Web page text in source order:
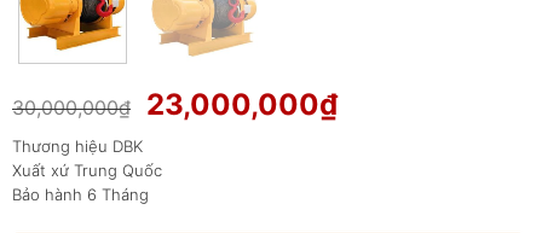
30,000,000₫
Giá
gốc
là:
30,000,000₫.
23,000,000₫Giá
Thương hiệu DBK
Xuất xứ Trung Quốc
Bảo hành 6 Tháng